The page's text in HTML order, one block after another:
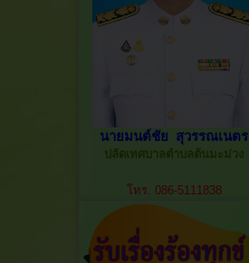
นายมนต์ชัย สุวรรณเนตร
ปลัดเทศบาลตำบลต้นมะม่วง
โทร. 086-5111838